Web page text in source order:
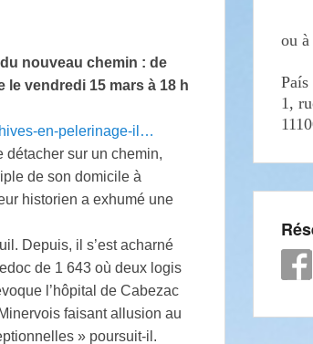
nouveau chemin : de
le vendredi 15 mars à 18 h
en-pelerinage-il…
sur un chemin,
de son domicile à
historien a exhumé une
Depuis, il s’est acharné
de 1 643 où deux logis
l’hôpital de Cabezac
faisant allusion au
» poursuit-il.
ou à
1,